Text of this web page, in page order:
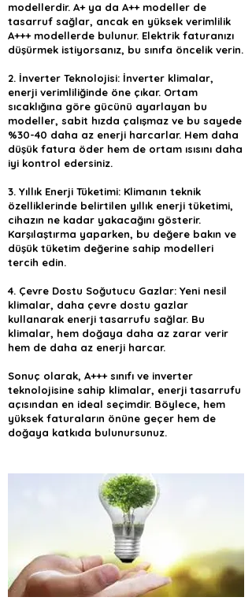
modellerdir. A+ ya da A++ modeller de
tasarruf sağlar, ancak en yüksek verimlilik
A+++ modellerde bulunur. Elektrik faturanızı
düşürmek istiyorsanız, bu sınıfa öncelik verin.
2. İnverter Teknolojisi: İnverter klimalar,
enerji verimliliğinde öne çıkar. Ortam
sıcaklığına göre gücünü ayarlayan bu
modeller, sabit hızda çalışmaz ve bu sayede
%30-40 daha az enerji harcarlar. Hem daha
düşük fatura öder hem de ortam ısısını daha
iyi kontrol edersiniz.
3. Yıllık Enerji Tüketimi: Klimanın teknik
özelliklerinde belirtilen yıllık enerji tüketimi,
cihazın ne kadar yakacağını gösterir.
Karşılaştırma yaparken, bu değere bakın ve
düşük tüketim değerine sahip modelleri
tercih edin.
4. Çevre Dostu Soğutucu Gazlar: Yeni nesil
klimalar, daha çevre dostu gazlar
kullanarak enerji tasarrufu sağlar. Bu
klimalar, hem doğaya daha az zarar verir
hem de daha az enerji harcar.
Sonuç olarak, A+++ sınıfı ve inverter
teknolojisine sahip klimalar, enerji tasarrufu
açısından en ideal seçimdir. Böylece, hem
yüksek faturaların önüne geçer hem de
doğaya katkıda bulunursunuz.